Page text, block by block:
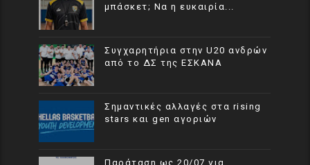
μπάσκετ; Να η ευκαιρία...
Συγχαρητήρια στην U20 ανδρών
από το ΔΣ της ΕΣΚΑΝΑ
Σημαντικές αλλαγές στα rising
stars και gen αγοριών
Παράταση ως 20/07 για